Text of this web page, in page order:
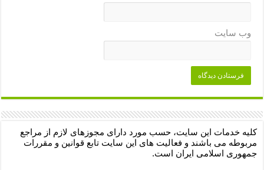
وب‌ سایت
کلیه خدمات این سایت، حسب مورد دارای مجوزهای لازم از مراجع
مربوطه می باشند و فعالیت های این سایت تابع قوانین و مقررات
جمهوری اسلامی ایران است.